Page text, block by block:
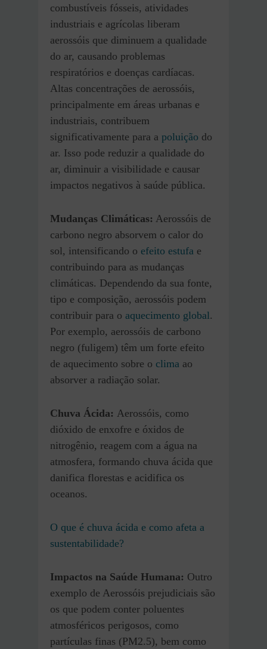
combustíveis fósseis, atividades
industriais e agrícolas liberam
aerossóis que diminuem a qualidade
do ar, causando problemas
respiratórios e doenças cardíacas.
Altas concentrações de aerossóis,
principalmente em áreas urbanas e
industriais, contribuem
significativamente para a poluição do
ar. Isso pode reduzir a qualidade do
ar, diminuir a visibilidade e causar
impactos negativos à saúde pública.
Mudanças Climáticas: Aerossóis de
carbono negro absorvem o calor do
sol, intensificando o efeito estufa e
contribuindo para as mudanças
climáticas. Dependendo da sua fonte,
tipo e composição, aerossóis podem
contribuir para o aquecimento global.
Por exemplo, aerossóis de carbono
negro (fuligem) têm um forte efeito
de aquecimento sobre o clima ao
absorver a radiação solar.
Chuva Ácida: Aerossóis, como
dióxido de enxofre e óxidos de
nitrogênio, reagem com a água na
atmosfera, formando chuva ácida que
danifica florestas e acidifica os
oceanos.
O que é chuva ácida e como afeta a
sustentabilidade?
Impactos na Saúde Humana: Outro
exemplo de Aerossóis prejudiciais são
os que podem conter poluentes
atmosféricos perigosos, como
partículas finas (PM2.5), bem como